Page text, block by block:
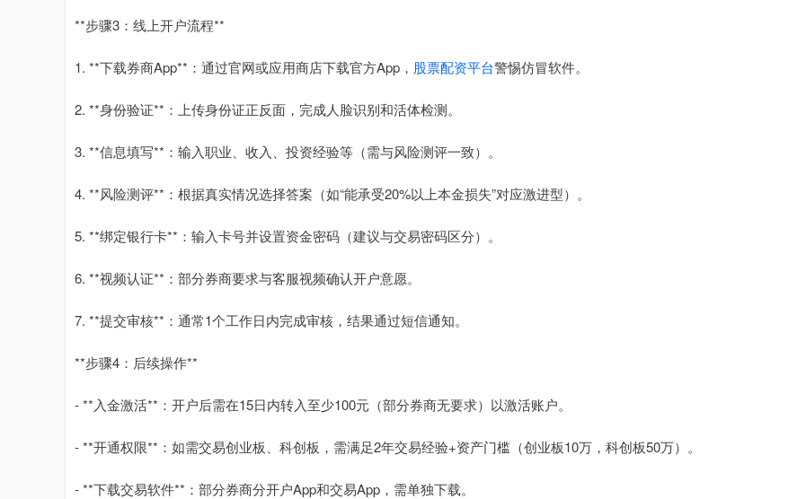
**步骤3：线上开户流程**
1. **下载券商App**：通过官网或应用商店下载官方App， 股票配资平台警惕仿冒软件。
2. **身份验证**：上传身份证正反面，完成人脸识别和活体检测。
3. **信息填写**：输入职业、收入、投资经验等（需与风险测评一致）。
4. **风险测评**：根据真实情况选择答案（如“能承受20%以上本金损失”对应激进型）。
5. **绑定银行卡**：输入卡号并设置资金密码（建议与交易密码区分）。
6. **视频认证**：部分券商要求与客服视频确认开户意愿。
7. **提交审核**：通常1个工作日内完成审核，结果通过短信通知。
**步骤4：后续操作**
- **入金激活**：开户后需在15日内转入至少100元（部分券商无要求）以激活账户。
- **开通权限**：如需交易创业板、科创板，需满足2年交易经验+资产门槛（创业板10万，科创板50万）。
- **下载交易软件**：部分券商分开户App和交易App，需单独下载。